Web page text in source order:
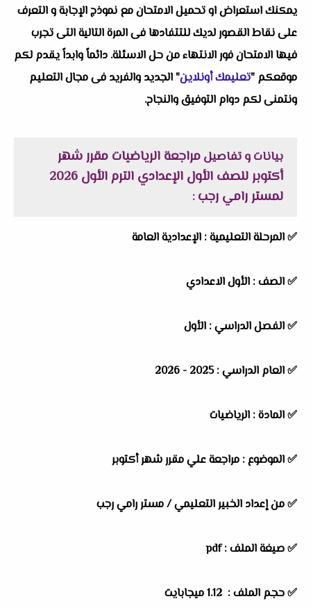
يمكنك استعراض او تحميل الامتحان مع نموذج الإجابة و التعرف
على نقاط القصور لديك للتتفادها فى المرة التالية التى تجرب
فيها الامتحان فور الانتهاء من حل الاسئلة. دائماً وابداً يقدم لكم
موقعكم "تعليمك أونلاين" الجديد والفريد فى مجال التعليم
ونتمنى لكم دوام التوفيق والنجاح.
بيانات و تفاصيلمراجعة الرياضيات مقرر شهر
أكتوبر للصف الأول الإعدادي الترم الأول 2026
لمستر رامي رجب:
✅المرحلة التعليمية : الإعدادية العامة
✅الصف : الأول الاعدادي
✅الفصل الدراسي : الأول
✅العام الدراسي :2025 - 2026
✅المادة : الرياضيات
✅الموضوع : مراجعة علي مقرر شهر أكتوبر
✅من إعداد الخبير التعليمي / مستر رامي رجب
✅ صيغة الملف : pdf
✅ حجم الملف : 1.12 ميجابايت